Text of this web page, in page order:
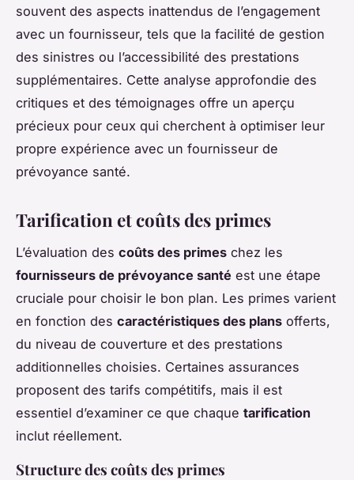
souvent des aspects inattendus de l’engagement
avec un fournisseur, tels que la facilité de gestion
des sinistres ou l’accessibilité des prestations
supplémentaires. Cette analyse approfondie des
critiques et des témoignages offre un aperçu
précieux pour ceux qui cherchent à optimiser leur
propre expérience avec un fournisseur de
prévoyance santé.
Tarification et coûts des primes
L’évaluation des coûts des primes chez les
fournisseurs de prévoyance santé est une étape
cruciale pour choisir le bon plan. Les primes varient
en fonction des caractéristiques des plans offerts,
du niveau de couverture et des prestations
additionnelles choisies. Certaines assurances
proposent des tarifs compétitifs, mais il est
essentiel d’examiner ce que chaque tarification
inclut réellement.
Structure des coûts des primes